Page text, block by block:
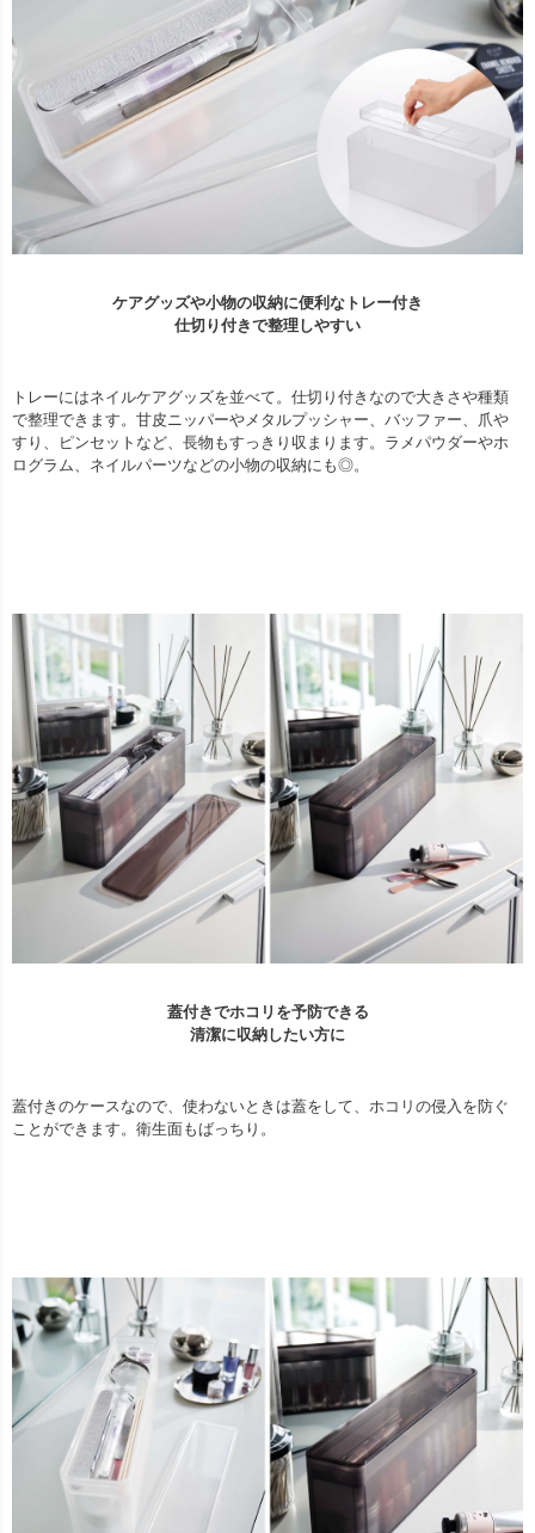
ケアグッズや小物の収納に便利なトレー付き
仕切り付きで整理しやすい
トレーにはネイルケアグッズを並べて。仕切り付きなので大きさや種類
で整理できます。甘皮ニッパーやメタルプッシャー、バッファー、爪や
すり、ピンセットなど、長物もすっきり収まります。ラメパウダーやホ
ログラム、ネイルパーツなどの小物の収納にも◎。
蓋付きでホコリを予防できる
清潔に収納したい方に
蓋付きのケースなので、使わないときは蓋をして、ホコリの侵入を防ぐ
ことができます。衛生面もばっちり。